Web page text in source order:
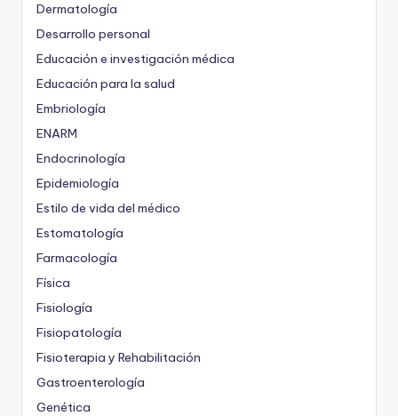
Dermatología
Desarrollo personal
Educación e investigación médica
Educación para la salud
Embriología
ENARM
Endocrinología
Epidemiología
Estilo de vida del médico
Estomatología
Farmacología
Física
Fisiología
Fisiopatología
Fisioterapia y Rehabilitación
Gastroenterología
Genética